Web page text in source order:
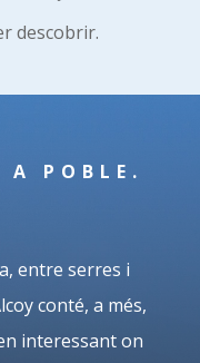
descobrir.
A POBLE.
entre serres i
conté, a més,
interessant on